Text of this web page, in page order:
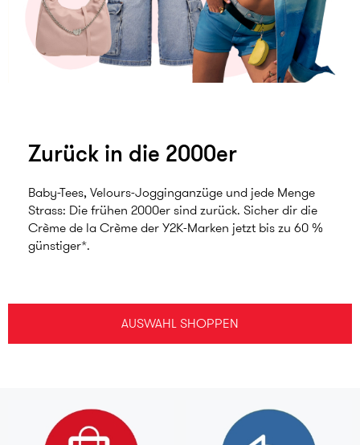
Zurück in die 2000er
Baby-Tees, Velours-Jogginganzüge und jede Menge
Strass: Die frühen 2000er sind zurück. Sicher dir die
Crème de la Crème der Y2K-Marken jetzt bis zu 60 %
günstiger*.
AUSWAHL SHOPPEN